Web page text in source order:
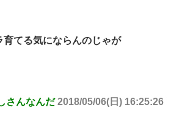
育てる気にならんのじゃが
さんなんだ 2018/05/06(日) 16:25:26